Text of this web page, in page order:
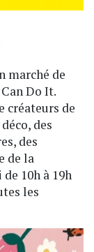
marché de
Do It.
créateurs de
des
des
de la
10h à 19h
les